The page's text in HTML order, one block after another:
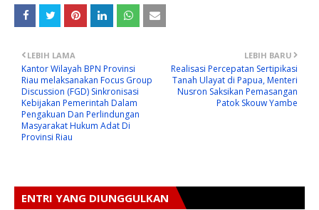
LEBIH BARU
Realisasi Percepatan Sertipikasi
Tanah Ulayat di Papua, Menteri
Nusron Saksikan Pemasangan
Patok Skouw Yambe
LEBIH LAMA
Kantor Wilayah BPN Provinsi
Riau melaksanakan Focus Group
Discussion (FGD) Sinkronisasi
Kebijakan Pemerintah Dalam
Pengakuan Dan Perlindungan
Masyarakat Hukum Adat Di
Provinsi Riau
ENTRI YANG DIUNGGULKAN